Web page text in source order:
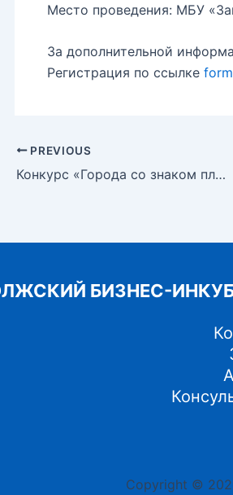
Место проведения: МБУ
За дополнительной
Регистрация по ссылке
Post
navigation
PREVIOUS
Конкурс «Города со знаком плюс» предлагает финансирование до 5 миллионов рублей для социальных инициатив!
БИЗНЕС-
Copyright ©